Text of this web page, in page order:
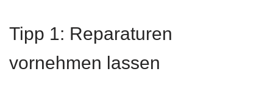
Tipp 1: Reparaturen
vornehmen lassen